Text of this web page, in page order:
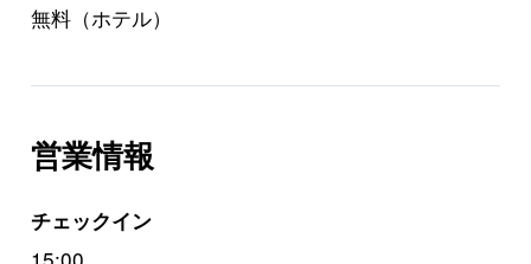
無料（ホテル）
営業情報
チェックイン